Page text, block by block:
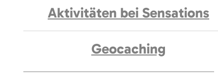
Aktivitäten bei Sensations
Geocaching